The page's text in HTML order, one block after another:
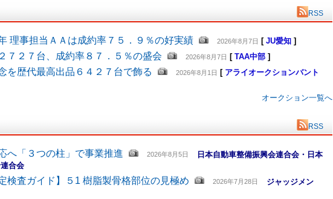
RSS
理事担当ＡＡは成約率７５．９％の好実績 2026年8月7日 [ JU愛知 ]
７２７台、成約率８７．５％の盛会 2026年8月7日 [ TAA中部 ]
を歴代最高出品６４２７台で飾る 2026年8月1日 [ アライオークションバント
オークション一覧へ
RSS
へ「３つの柱」で事業推進 2026年8月5日 日本自動車整備振興会連合会・日本
合会
検査ガイド】５1 樹脂製骨格部位の見極め
2026年7月28日 ジャッジメン